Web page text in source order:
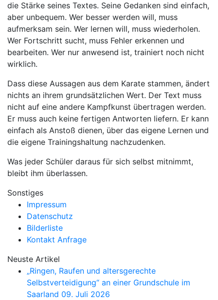
die Stärke seines Textes. Seine Gedanken sind einfach,
aber unbequem. Wer besser werden will, muss
aufmerksam sein. Wer lernen will, muss wiederholen.
Wer Fortschritt sucht, muss Fehler erkennen und
bearbeiten. Wer nur anwesend ist, trainiert noch nicht
wirklich.
Dass diese Aussagen aus dem Karate stammen, ändert
nichts an ihrem grundsätzlichen Wert. Der Text muss
nicht auf eine andere Kampfkunst übertragen werden.
Er muss auch keine fertigen Antworten liefern. Er kann
einfach als Anstoß dienen, über das eigene Lernen und
die eigene Trainingshaltung nachzudenken.
Was jeder Schüler daraus für sich selbst mitnimmt,
bleibt ihm überlassen.
Sonstiges
Impressum
Datenschutz
Bilderliste
Kontakt Anfrage
Neuste Artikel
„Ringen, Raufen und altersgerechte
Selbstverteidigung“ an einer Grundschule im
Saarland 09. Juli 2026